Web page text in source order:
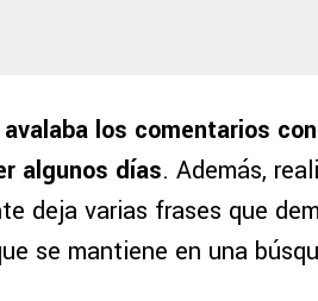
los comentarios
algunos días. Además,
deja varias frases que
se mantiene en una